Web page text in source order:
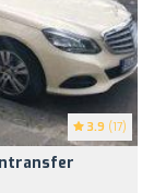
3.9 (17)